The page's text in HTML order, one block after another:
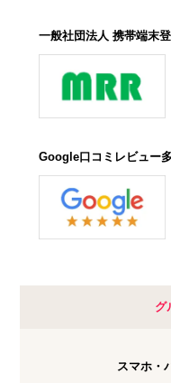
一般社団法人 携帯端末
Google口コミレビュー
グ
スマホ・